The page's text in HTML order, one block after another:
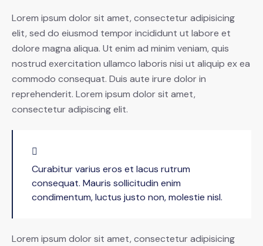
Lorem ipsum dolor sit amet, consectetur adipisicing
elit, sed do eiusmod tempor incididunt ut labore et
dolore magna aliqua. Ut enim ad minim veniam, quis
nostrud exercitation ullamco laboris nisi ut aliquip ex ea
commodo consequat. Duis aute irure dolor in
reprehenderit. Lorem ipsum dolor sit amet,
consectetur adipiscing elit.
Curabitur varius eros et lacus rutrum
consequat. Mauris sollicitudin enim
condimentum, luctus justo non, molestie nisl.
Lorem ipsum dolor sit amet, consectetur adipisicing